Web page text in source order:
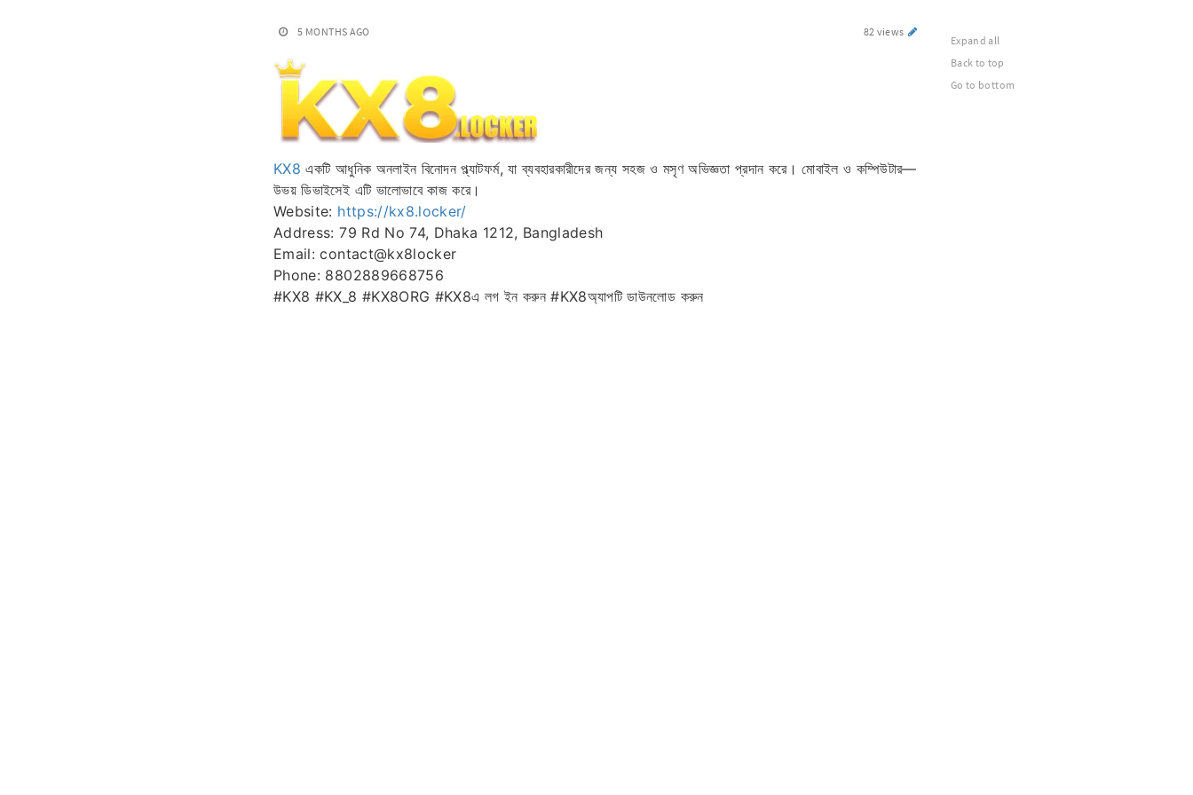
5 MONTHS AGO 82 views
KX8 একটি আধুনিক অনলাইন বিনোদন প্ল্যাটফর্ম, যা ব্যবহারকারীদের জন্য সহজ ও মসৃণ অভিজ্ঞতা প্রদান করে। মোবাইল ও কম্পিউটার—
উভয় ডিভাইসেই এটি ভালোভাবে কাজ করে।
Website: https://kx8.locker/
Address: 79 Rd No 74, Dhaka 1212, Bangladesh
Email: contact@kx8locker
Phone: 8802889668756
#KX8 #KX_8 #KX8ORG #KX8এ লগ ইন করুন #KX8অ্যাপটি ডাউনলোড করুন
Expand all
Back to top
Go to bottom